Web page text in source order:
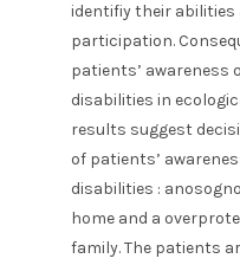
identifiy their
participation.
patients’ awareness
disabilities in
results suggest
of patients’
disabilities :
home and a
family. The patients